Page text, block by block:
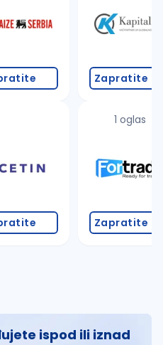
Zapratite
1 oglas
Zapratite
ispod ili iznad